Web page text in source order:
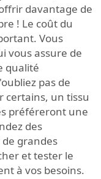
davantage de
! Le coût du
Vous
vous assure de
qualité
pas de
certains, un tissu
préféreront une
des
grandes
et tester le
à vos besoins.